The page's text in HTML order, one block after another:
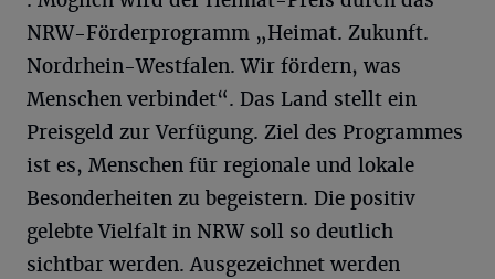
NRW-Förderprogramm „Heimat. Zukunft.
Nordrhein-Westfalen. Wir fördern, was
Menschen verbindet“. Das Land stellt ein
Preisgeld zur Verfügung. Ziel des Programmes
ist es, Menschen für regionale und lokale
Besonderheiten zu begeistern. Die positiv
gelebte Vielfalt in NRW soll so deutlich
sichtbar werden. Ausgezeichnet werden